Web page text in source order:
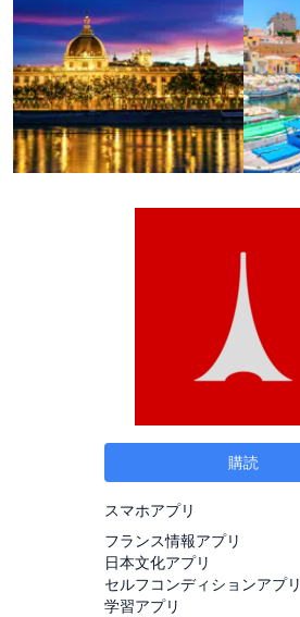
購読
スマホアプリ
フランス情報アプリ
日本文化アプリ
セルフコンディションアプリ
学習アプリ